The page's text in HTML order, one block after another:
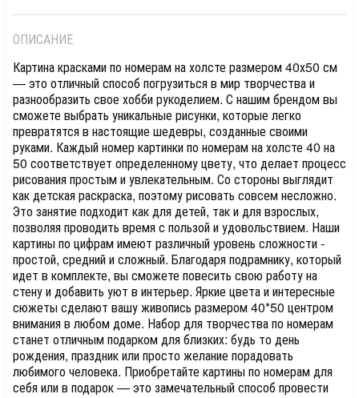
ОПИСАНИЕ
Картина красками по номерам на холсте размером 40х50 см
— это отличный способ погрузиться в мир творчества и
разнообразить свое хобби рукоделием. С нашим брендом вы
сможете выбрать уникальные рисунки, которые легко
превратятся в настоящие шедевры, созданные своими
руками. Каждый номер картинки по номерам на холсте 40 на
50 соответствует определенному цвету, что делает процесс
рисования простым и увлекательным. Со стороны выглядит
как детская раскраска, поэтому рисовать совсем несложно.
Это занятие подходит как для детей, так и для взрослых,
позволяя проводить время с пользой и удовольствием. Наши
картины по цифрам имеют различный уровень сложности -
простой, средний и сложный. Благодаря подрамнику, который
идет в комплекте, вы сможете повесить свою работу на
стену и добавить уют в интерьер. Яркие цвета и интересные
сюжеты сделают вашу живопись размером 40*50 центром
внимания в любом доме. Набор для творчества по номерам
станет отличным подарком для близких: будь то день
рождения, праздник или просто желание порадовать
любимого человека. Приобретайте картины по номерам для
себя или в подарок — это замечательный способ провести